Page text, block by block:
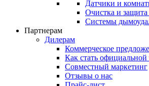
Датчики и
Очистка и
Системы
Партнерам
Дилерам
Коммерческое
Как стать
Совместный маркетинг
Отзывы о нас